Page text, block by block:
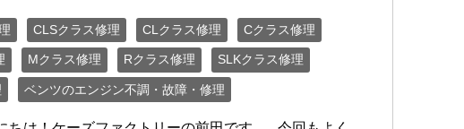
CLSクラス修理 CLクラス修理 Cクラス修理
Mクラス修理 Rクラス修理 SLKクラス修理
ベンツのエンジン不調・故障・修理